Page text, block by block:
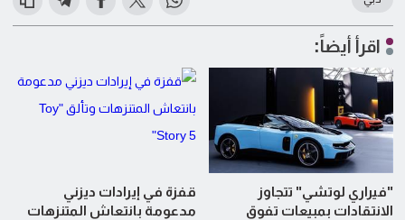
اقرأ أيضاً:
"فيراري لوتشي" تتجاوز
الانتقادات بمبيعات تفوق
قفزة في إيرادات ديزني
مدعومة بانتعاش المتنزهات